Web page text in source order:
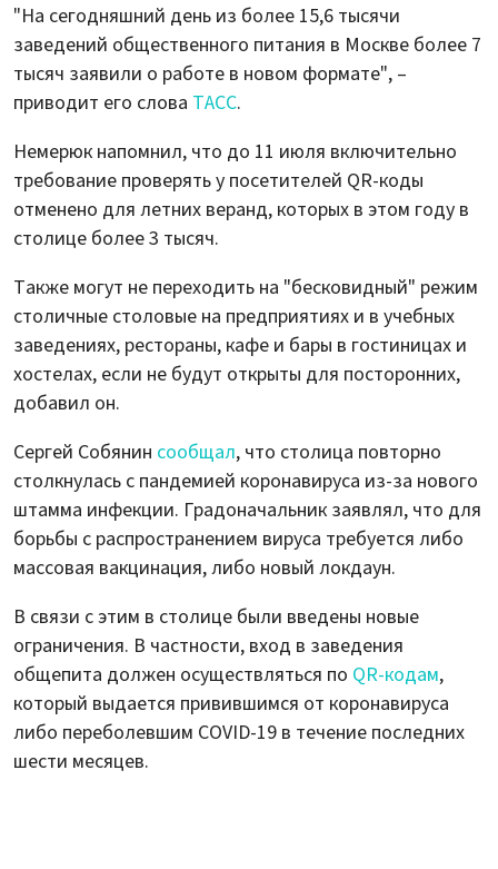
"На сегодняшний день из более 15,6 тысячи
заведений общественного питания в Москве более 7
тысяч заявили о работе в новом формате", –
приводит его слова ТАСС.
Немерюк напомнил, что до 11 июля включительно
требование проверять у посетителей QR-коды
отменено для летних веранд, которых в этом году в
столице более 3 тысяч.
Также могут не переходить на "бесковидный" режим
столичные столовые на предприятиях и в учебных
заведениях, рестораны, кафе и бары в гостиницах и
хостелах, если не будут открыты для посторонних,
добавил он.
Сергей Собянин сообщал, что столица повторно
столкнулась с пандемией коронавируса из-за нового
штамма инфекции. Градоначальник заявлял, что для
борьбы с распространением вируса требуется либо
массовая вакцинация, либо новый локдаун.
В связи с этим в столице были введены новые
ограничения. В частности, вход в заведения
общепита должен осуществляться по QR-кодам,
который выдается привившимся от коронавируса
либо переболевшим COVID-19 в течение последних
шести месяцев.